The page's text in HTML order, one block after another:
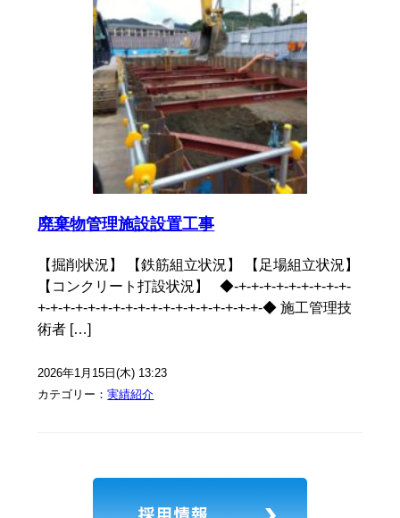
廃棄物管理施設設置工事
【掘削状況】 【鉄筋組立状況】 【足場組立状況】
【コンクリート打設状況】 ◆-+-+-+-+-+-+-+-+-+-
+-+-+-+-+-+-+-+-+-+-+-+-+-+-+-+-+-+-◆ 施工管理技
術者 […]
2026年1月15日(木) 13:23
カテゴリー：実績紹介